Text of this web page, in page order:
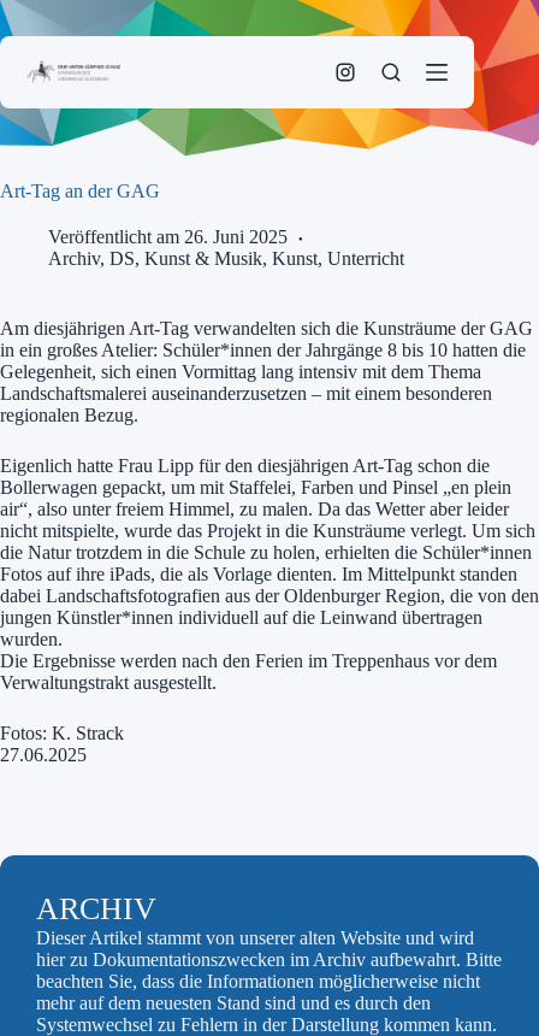
Zum
Inhalt
Art-Tag an der GAG
Veröffentlicht am 26. Juni 2025
Archiv, DS, Kunst & Musik, Kunst, Unterricht
Am diesjährigen Art-Tag verwandelten sich die Kunsträume der GAG
in ein großes Atelier: Schüler*innen der Jahrgänge 8 bis 10 hatten die
Gelegenheit, sich einen Vormittag lang intensiv mit dem Thema
Landschaftsmalerei auseinanderzusetzen – mit einem besonderen
regionalen Bezug.
Eigenlich hatte Frau Lipp für den diesjährigen Art-Tag schon die
Bollerwagen gepackt, um mit Staffelei, Farben und Pinsel „en plein
air“, also unter freiem Himmel, zu malen. Da das Wetter aber leider
nicht mitspielte, wurde das Projekt in die Kunsträume verlegt. Um sich
die Natur trotzdem in die Schule zu holen, erhielten die Schüler*innen
Fotos auf ihre iPads, die als Vorlage dienten. Im Mittelpunkt standen
dabei Landschaftsfotografien aus der Oldenburger Region, die von den
jungen Künstler*innen individuell auf die Leinwand übertragen
wurden.
Die Ergebnisse werden nach den Ferien im Treppenhaus vor dem
Verwaltungstrakt ausgestellt.
Fotos: K. Strack
27.06.2025
ARCHIV
Dieser Artikel stammt von unserer alten Website und wird
hier zu Dokumentationszwecken im Archiv aufbewahrt. Bitte
beachten Sie, dass die Informationen möglicherweise nicht
mehr auf dem neuesten Stand sind und es durch den
Systemwechsel zu Fehlern in der Darstellung kommen kann.